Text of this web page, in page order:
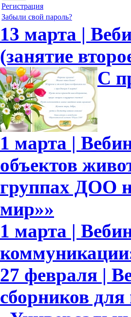
Регистрация
Забыли свой пароль?
13 марта |
(занятие
С
1 марта |
объектов
группах ДОО
мир»»
1 марта |
27 февраля |
сборников